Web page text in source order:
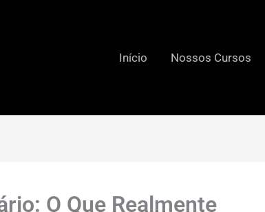
Início Nossos Cursos
O Que Realmente